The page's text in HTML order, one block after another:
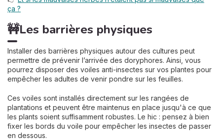
ça ?
🚧Les barrières physiques
Installer des barrières physiques autour des cultures peut
permettre de prévenir l’arrivée des doryphores. Ainsi, vous
pourrez disposer des voiles anti-insectes sur vos plantes pour
empêcher les adultes de venir pondre sur les feuilles.
Ces voiles sont installés directement sur les rangées de
plantations et peuvent être maintenus en place jusqu'à ce que
les plants soient suffisamment robustes. Le hic : pensez à bien
fixer les bords du voile pour empêcher les insectes de passer
en dessous.